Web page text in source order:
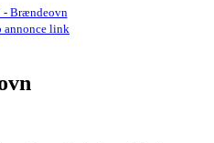
- Brændeovn
annonce link